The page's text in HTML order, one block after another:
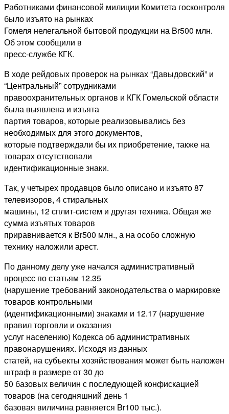
Работниками финансовой милиции Комитета госконтроля
было изъято на рынках
Гомеля нелегальной бытовой продукции на Br500 млн.
Об этом сообщили в
пресс-службе КГК.
В ходе рейдовых проверок на рынках “Давыдовский” и
“Центральный” сотрудниками
правоохранительных органов и КГК Гомельской области
была выявлена и изъята
партия товаров, которые реализовывались без
необходимых для этого документов,
которые подтверждали бы их приобретение, также на
товарах отсутствовали
идентификационные знаки.
Так, у четырех продавцов было описано и изъято 87
телевизоров, 4 стиральных
машины, 12 сплит-систем и другая техника. Общая же
сумма изъятых товаров
приравнивается к Br500 млн., а на особо сложную
технику наложили арест.
По данному делу уже начался административный
процесс по статьям 12.35
(нарушение требований законодательства о маркировке
товаров контрольными
(идентификационными) знаками и 12.17 (нарушение
правил торговли и оказания
услуг населению) Кодекса об административных
правонарушениях. Исходя из данных
статей, на субъекты хозяйствования может быть наложен
штраф в размере от 30 до
50 базовых величин с последующей конфискацией
товаров (на сегодняшний день 1
базовая виличина равняется Br100 тыс.).